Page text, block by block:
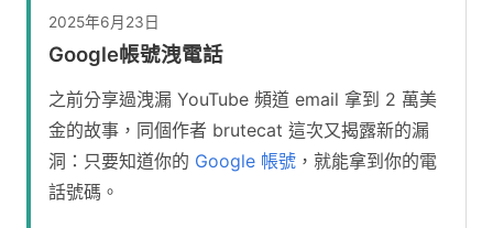
2025年6月23日
Google帳號洩電話
之前分享過洩漏 YouTube 頻道 email 拿到 2 萬美
金的故事，同個作者 brutecat 這次又揭露新的漏
洞：只要知道你的 Google 帳號 ，就能拿到你的電
話號碼。